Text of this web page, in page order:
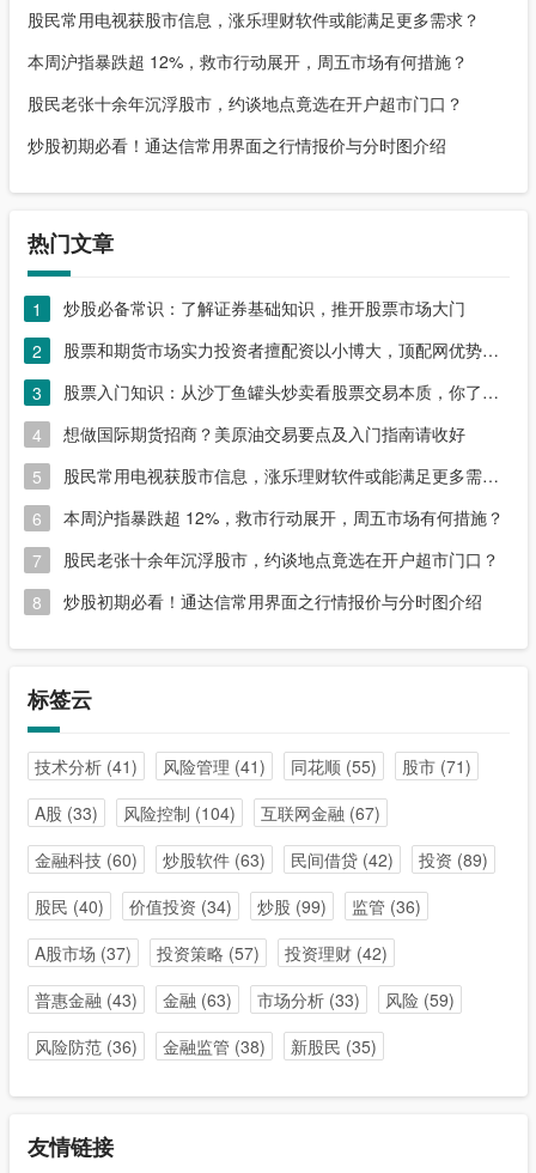
股民常用电视获股市信息，涨乐理财软件或能满足更多需求？
本周沪指暴跌超 12%，救市行动展开，周五市场有何措施？
股民老张十余年沉浮股市，约谈地点竟选在开户超市门口？
炒股初期必看！通达信常用界面之行情报价与分时图介绍
热门文章
1
炒股必备常识：了解证券基础知识，推开股票市场大门
2
股票和期货市场实力投资者擅配资以小博大，顶配网优势尽显
3
股票入门知识：从沙丁鱼罐头炒卖看股票交易本质，你了解吗？
4
想做国际期货招商？美原油交易要点及入门指南请收好
5
股民常用电视获股市信息，涨乐理财软件或能满足更多需求？
6
本周沪指暴跌超 12%，救市行动展开，周五市场有何措施？
7
股民老张十余年沉浮股市，约谈地点竟选在开户超市门口？
8
炒股初期必看！通达信常用界面之行情报价与分时图介绍
标签云
技术分析(41) 风险管理 (41) 同花顺(55) 股市(71)
A股 (33) 风险控制 (104) 互联网金融 (67)
金融科技(60) 炒股软件(63) 民间借贷(42) 投资 (89)
股民 (40) 价值投资 (34) 炒股 (99) 监管 (36)
A股市场 (37) 投资策略 (57) 投资理财(42)
普惠金融 (43) 金融 (63) 市场分析(33) 风险(59)
风险防范(36) 金融监管 (38) 新股民 (35)
友情链接